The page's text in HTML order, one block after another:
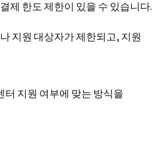
제 한도 제한이 있을 수 있습니다.
지원 대상자가 제한되고, 지원
터 지원 여부에 맞는 방식을